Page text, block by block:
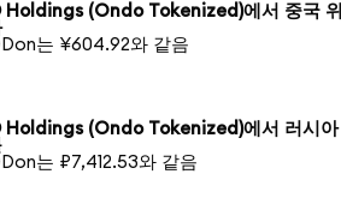
Holdings (Ondo Tokenized)에서 중국 위
는 ¥604.92와 같음
Holdings (Ondo Tokenized)에서 러시아
는 ₽7,412.53와 같음